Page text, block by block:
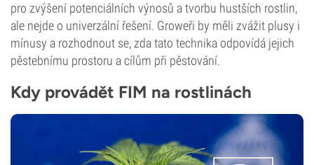
pro zvýšení potenciálních výnosů a tvorbu hustších rostlin,
ale nejde o univerzální řešení. Groweři by měli zvážit plusy i
mínusy a rozhodnout se, zda tato technika odpovídá jejich
pěstebnímu prostoru a cílům při pěstování.
Kdy provádět FIM na rostlinách